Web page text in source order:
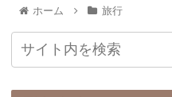
ホーム 旅行